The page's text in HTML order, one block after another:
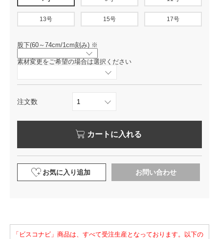
13号 15号 17号
股下(60～74cm/1cm刻み) ※
素材変更をご希望の場合は選択ください
注文数
カートに入れる
お気に入り追加 お問い合わせ
「ビスコナビ」商品は、すべて受注生産となっております。以下の